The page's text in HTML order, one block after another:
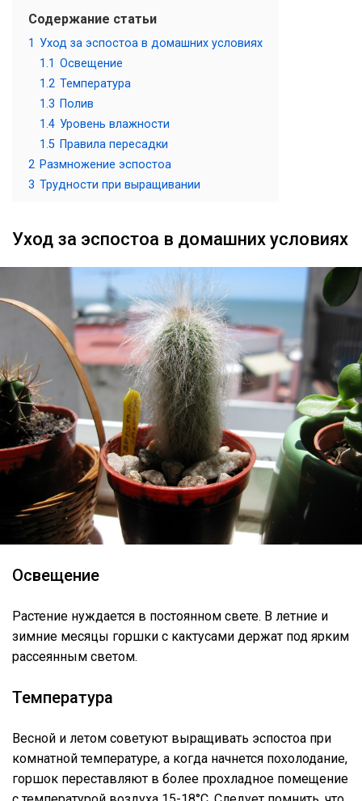
Содержание статьи
1 Уход за эспостоа в домашних условиях
1.1 Освещение
1.2 Температура
1.3 Полив
1.4 Уровень влажности
1.5 Правила пересадки
2 Размножение эспостоа
3 Трудности при выращивании
Уход за эспостоа в домашних условиях
Освещение
Растение нуждается в постоянном свете. В летние и
зимние месяцы горшки с кактусами держат под ярким
рассеянным светом.
Температура
Весной и летом советуют выращивать эспостоа при
комнатной температуре, а когда начнется похолодание,
горшок переставляют в более прохладное помещение